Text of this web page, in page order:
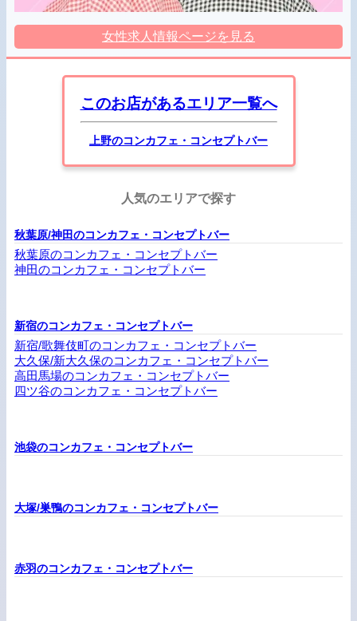
女性求人情報ページを見る
このお店があるエリア一覧へ
上野のコンカフェ・コンセプトバー
人気のエリアで探す
秋葉原/神田のコンカフェ・コンセプトバー
秋葉原のコンカフェ・コンセプトバー
神田のコンカフェ・コンセプトバー
新宿のコンカフェ・コンセプトバー
新宿/歌舞伎町のコンカフェ・コンセプトバー
大久保/新大久保のコンカフェ・コンセプトバー
高田馬場のコンカフェ・コンセプトバー
四ツ谷のコンカフェ・コンセプトバー
池袋のコンカフェ・コンセプトバー
大塚/巣鴨のコンカフェ・コンセプトバー
赤羽のコンカフェ・コンセプトバー